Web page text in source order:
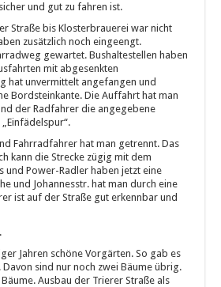
und gut zu fahren ist.
Straße bis Klosterbrauerei war nicht
zusätzlich noch eingeengt.
gewartet. Bushaltestellen haben
mit abgesenkten
hat unvermittelt angefangen und
Bordsteinkante. Die Auffahrt hat man
der Radfahrer die angegebene
Fahrradfahrer hat man getrennt. Das
kann die Strecke zügig mit dem
und Power-Radler haben jetzt eine
und Johannesstr. hat man durch eine
ist auf der Straße gut erkennbar und
Jahren schöne Vorgärten. So gab es
sind nur noch zwei Bäume übrig.
Ausbau der Trierer Straße als